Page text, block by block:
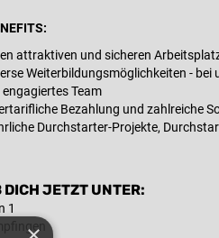
attraktiven und sicheren
Weiterbildungsmöglichkeiten - bei
engagiertes Team
Bezahlung und zahlreiche
Durchstarter-Projekte,
DICH JETZT UNTER:
1